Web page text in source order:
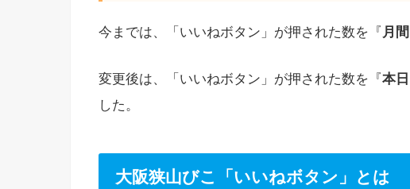
今までは、「いいねボタン」が押された数を『 月間
変更後は、「いいねボタン」が押された数を『本日
した。
大阪狭山びこ「いいねボタン」とは